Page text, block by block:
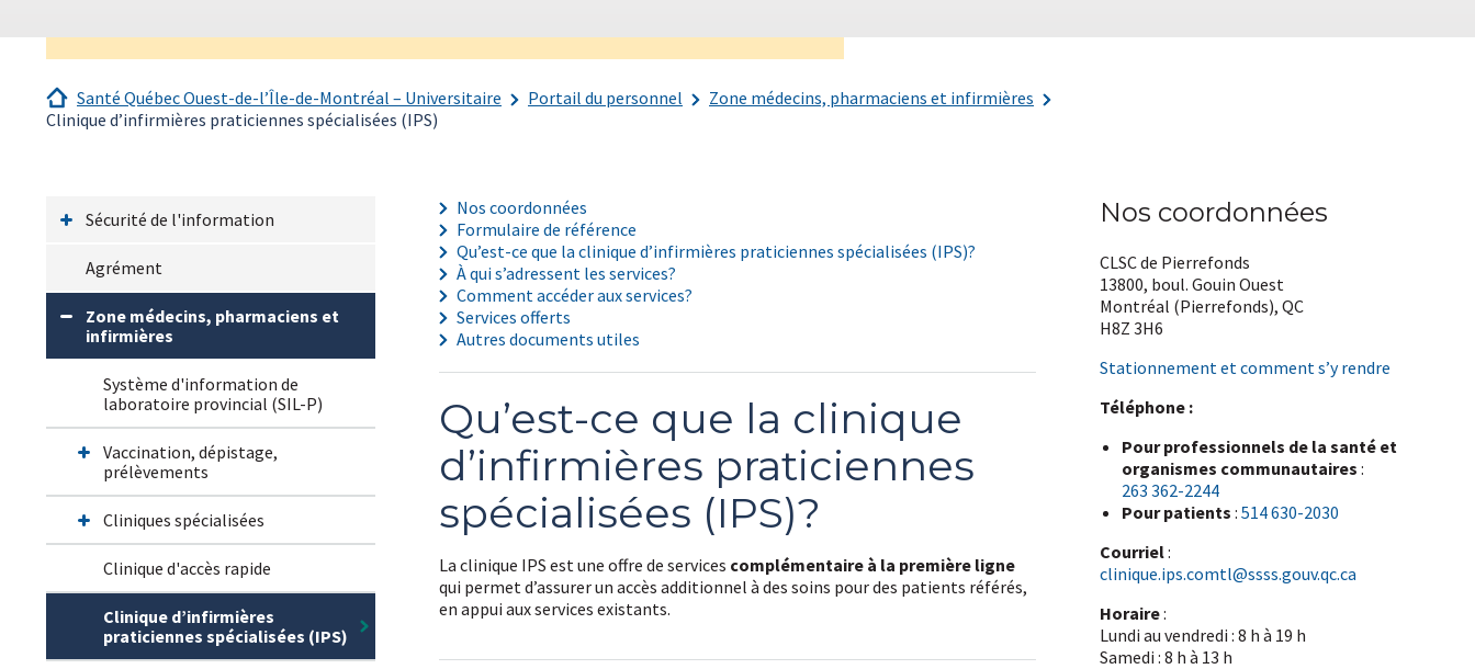
Santé Québec Ouest-de-l’Île-de-Montréal – Universitaire Portail du personnel
Zone médecins, pharmaciens et infirmières
Clinique d’infirmières praticiennes spécialisées (IPS)
Sécurité de l'information
Agrément
Zone médecins, pharmaciens et
infirmières
Système d'information de
laboratoire provincial (SIL-P)
Vaccination, dépistage,
prélèvements
Cliniques spécialisées
Clinique d'accès rapide
Clinique d’infirmières
praticiennes spécialisées (IPS)
Nos coordonnées
Formulaire de référence
Qu’est-ce que la clinique d’infirmières praticiennes spécialisées (IPS)?
À qui s’adressent les services?
Comment accéder aux services?
Services offerts
Autres documents utiles
Qu’est-ce que la clinique
d’infirmières praticiennes
spécialisées (IPS)?
La clinique IPS est une offre de services complémentaire à la première ligne
qui permet d’assurer un accès additionnel à des soins pour des patients référés,
en appui aux services existants.
Nos coordonnées
CLSC de Pierrefonds
13800, boul. Gouin Ouest
Montréal (Pierrefonds), QC
H8Z 3H6
Stationnement et comment s’y rendre
Téléphone :
Pour professionnels de la santé et
organismes communautaires :
263 362-2244
Pour patients :514 630-2030
Courriel:
clinique.ips.comtl@ssss.gouv.qc.ca
Horaire:
Lundi au vendredi : 8 h à 19 h
Samedi : 8 h à 13 h